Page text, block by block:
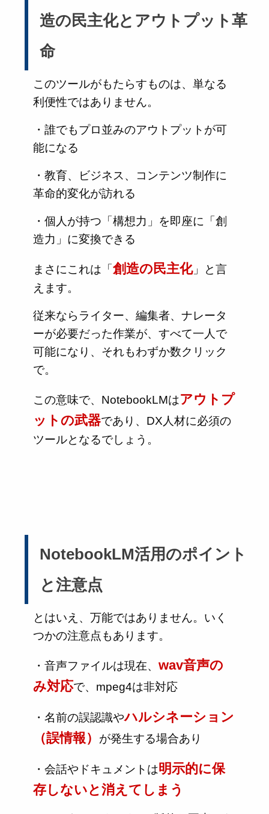
造の民主化とアウトプット革
命
このツールがもたらすものは、単なる
利便性ではありません。
・誰でもプロ並みのアウトプットが可
能になる
・教育、ビジネス、コンテンツ制作に
革命的変化が訪れる
・個人が持つ「構想力」を即座に「創
造力」に変換できる
まさにこれは「 創造の民主化」と言
えます。
従来ならライター、編集者、ナレータ
ーが必要だった作業が、すべて一人で
可能になり、それもわずか数クリック
で。
この意味で、NotebookLMはアウトプ
ットの武器であり、DX人材に必須の
ツールとなるでしょう。
NotebookLM活用のポイント
と注意点
とはいえ、万能ではありません。いく
つかの注意点もあります。
・音声ファイルは現在、 wav音声の
み対応で、mpeg4は非対応
・名前の誤認識やハルシネーション
（誤情報）
が発生する場合あり
・会話やドキュメントは明示的に保
存しないと消えてしまう